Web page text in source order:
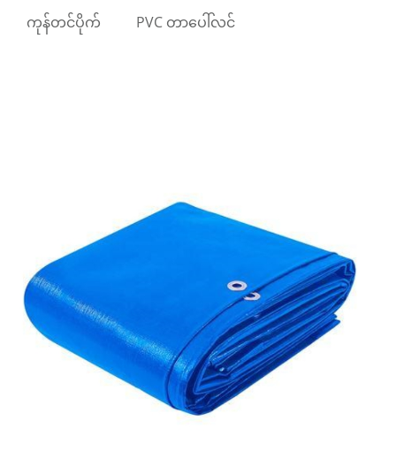
ကုန်တင်ပိုက် PVC တာပေါ်လင်